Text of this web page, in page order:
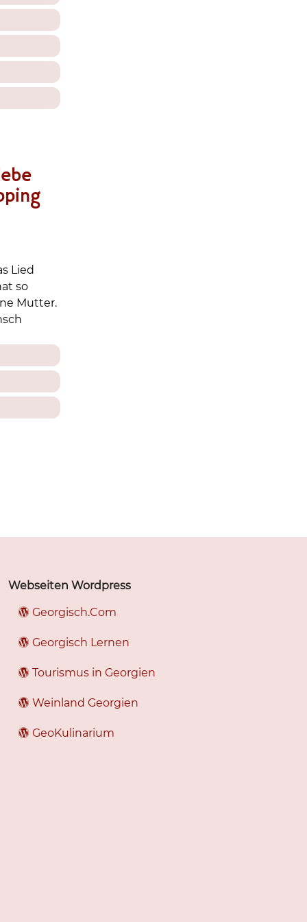
Lied
so
Mutter.
Webseiten Wordpress
Georgisch.Com
Georgisch Lernen
Tourismus in Georgien
Weinland Georgien
GeoKulinarium